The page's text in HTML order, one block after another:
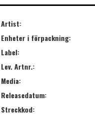
Artist:
Enheter i förpackning:
Label:
Lev. Artnr.:
Media:
Releasedatum:
Streckkod: